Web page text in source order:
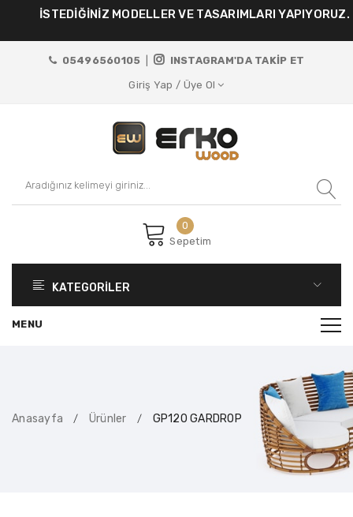
İSTEDİĞİNİZ MODELLER VE TASARIMLARI YAPIYORUZ.
05496560105 INSTAGRAM'DA TAKİP ET
Giriş Yap / Üye Ol
Sepetim
0
KATEGORİLER
Anasayfa / Ürünler / GP120 GARDROP